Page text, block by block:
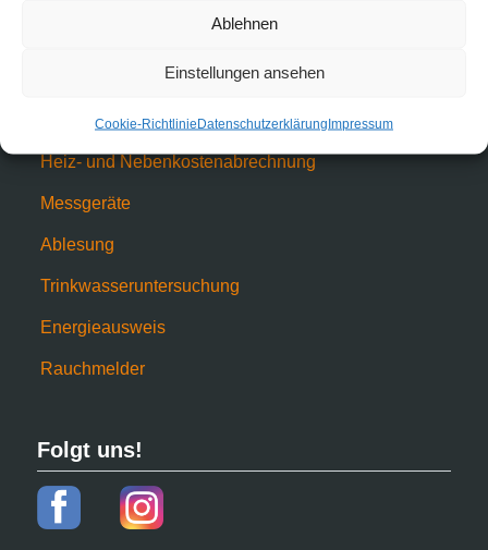
Ablehnen
Einstellungen ansehen
Cookie-RichtlinieDatenschutzerklärungImpressum
04953 910913
Informationen
Heiz- und Nebenkostenabrechnung
Messgeräte
Ablesung
Trinkwasseruntersuchung
Energieausweis
Rauchmelder
Folgt uns!